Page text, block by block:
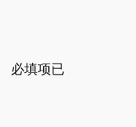
必填项已